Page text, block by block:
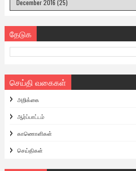
தேடுக
செய்தி வகைகள்
அறிக்கை
ஆர்ப்பாட்டம்
காணொளிகள்
செய்திகள்